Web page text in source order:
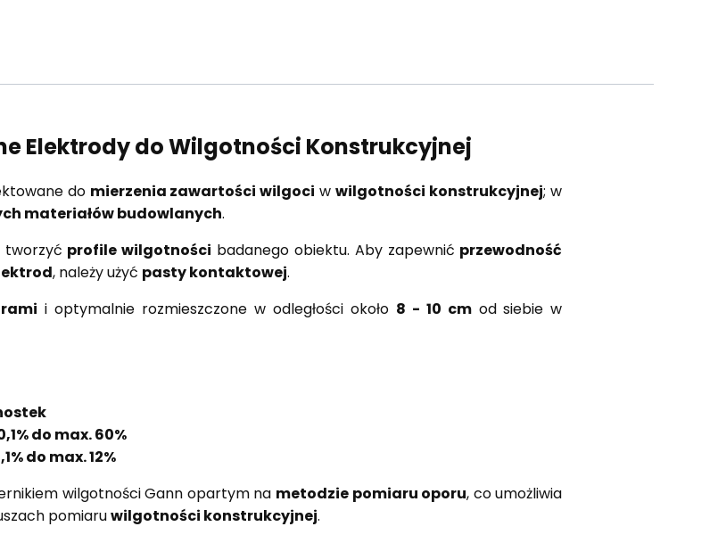
Elektrody do Wilgotności Konstrukcyjnej
do mierzenia zawartości wilgoci wwilgotności konstrukcyjnej; w
materiałów budowlanych.
tworzyć profile wilgotności badanego obiektu. Aby zapewnić przewodność
, należy użyć pasty kontaktowej.
i optymalnie rozmieszczone w odległości około 8 - 10 cmod siebie w
do max. 60%
do max. 12%
wilgotności Gann opartym na metodzie pomiaru oporu, co umożliwia
pomiaruwilgotności konstrukcyjnej.